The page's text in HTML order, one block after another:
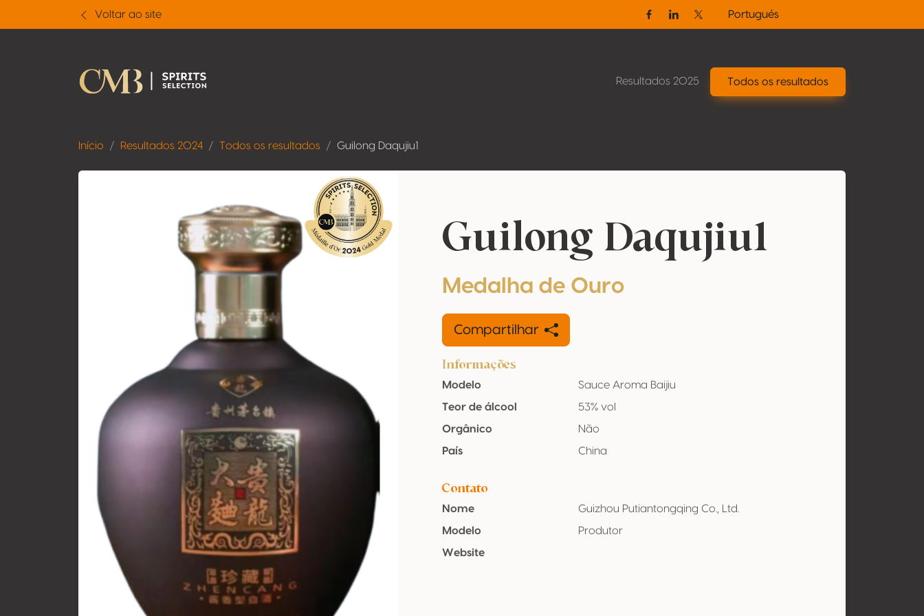
Voltar ao site
FacebookLinkedinTwitter / X
Portugués
Resultados 2025 Todos os resultados
Início Resultados 2024 Todos os resultados Guilong Daqujiu1
Guilong Daqujiu1
Medalha de Ouro
Compartilhar
Informações
Modelo
Sauce Aroma Baijiu
Teor de álcool
53% vol
Orgânico
Não
País
China
Contato
Nome
Guizhou Putiantongqing Co., Ltd.
Modelo
Produtor
Website